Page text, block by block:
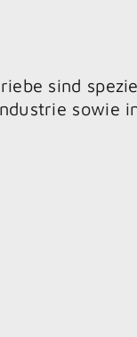
sind
sowie